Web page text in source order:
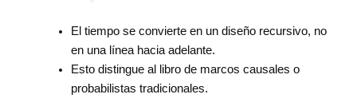
El tiempo se convierte en un diseño recursivo, no
en una línea hacia adelante.
Esto distingue al libro de marcos causales o
probabilistas tradicionales.